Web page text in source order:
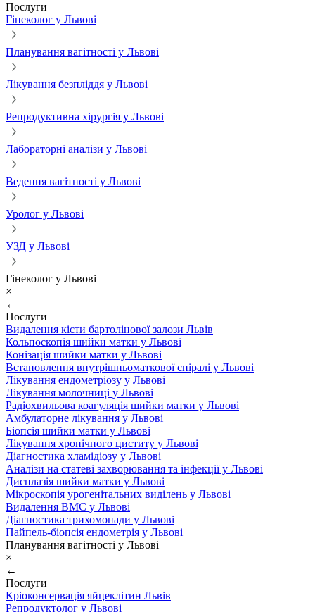
Послуги
Гінеколог у Львові
Планування вагітності у Львові
Лікування безпліддя у Львові
Репродуктивна хірургія у Львові
Лабораторні аналізи у Львові
Ведення вагітності у Львові
Уролог у Львові
УЗД у Львові
Гінеколог у Львові
×
←
Послуги
Видалення кісти бартолінової залози Львів
Кольпоскопія шийки матки у Львові
Конізація шийки матки у Львові
Встановлення внутрішньоматкової спіралі у Львові
Лікування ендометріозу у Львові
Лікування молочниці у Львові
Радіохвильова коагуляція шийки матки у Львові
Амбулаторне лікування у Львові
Біопсія шийки матки у Львові
Лікування хронічного циститу у Львові
Діагностика хламідіозу у Львові
Аналізи на статеві захворювання та інфекції у Львові
Дисплазія шийки матки у Львові
Мікроскопія урогенітальних виділень у Львові
Видалення ВМС у Львові
Діагностика трихомонади у Львові
Пайпель-біопсія ендометрія у Львові
Планування вагітності у Львові
×
←
Послуги
Кріоконсервація яйцеклітин Львів
Репродуктолог у Львові